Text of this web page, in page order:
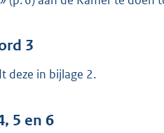
3
deze in bijlage 2.
5 en 6